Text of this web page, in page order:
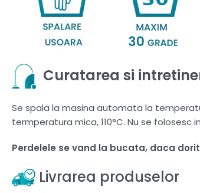
Curatarea si
Se spala la masina automata la
termperatura mica, 110°C. Nu se folosesc
Perdelele se vand la bucata, daca
Livrarea produselor